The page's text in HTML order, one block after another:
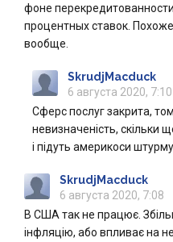
фоне
процентных ставок.
вообще.
SkrudjMacduck
6 августа 2020, 7:10
Сферс послуг закрита,
невизначеність, скільки
і підуть америкоси
SkrudjMacduck
6 августа 2020, 7:08
В США так не працює.
інфляцію, або впливає на